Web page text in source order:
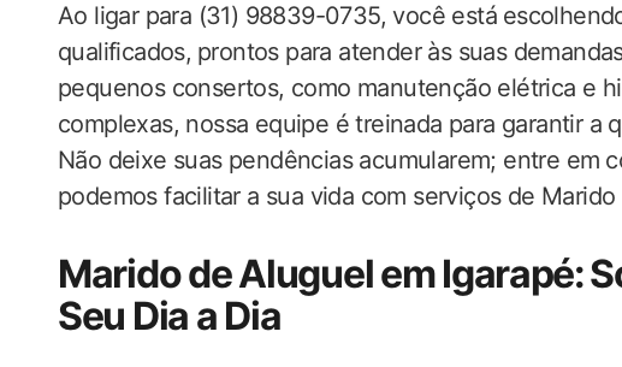
Ao ‌ligar para (31) 98839-0735, você está⁣
qualificados, ⁣prontos para atender às suas
‍pequenos consertos, como manutenção elétrica e
complexas, nossa equipe é treinada​ para garantir a
Não‌ deixe suas pendências acumularem;‍ entre em
podemos facilitar a sua vida com serviços de‌
Marido de Aluguel em ​Igarapé:⁤
‍Seu Dia ‍a Dia